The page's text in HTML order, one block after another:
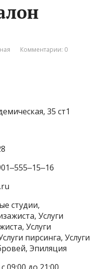
Комментарии: 0
35 ст1
студии,
Услуги
Услуги
пирсинга, Услуги
Эпиляция